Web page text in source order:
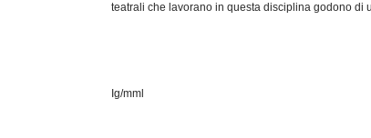
teatrali che lavorano in questa disciplina godono di
Ig/mml